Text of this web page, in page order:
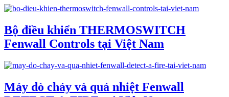
Bộ điều khiển THERMOSWITCH
Fenwall Controls tại Việt Nam
Máy dò cháy và quá nhiệt Fenwall